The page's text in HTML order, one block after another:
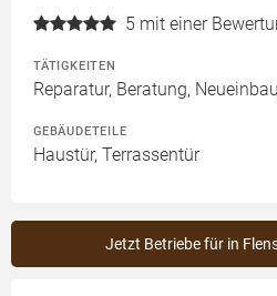
5 mit einer
TÄTIGKEITEN
Reparatur, Beratung,
GEBÄUDETEILE
Haustür, Terrassentür
Jetzt Betriebe für in